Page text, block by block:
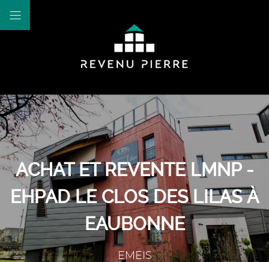
ACHAT ET REVENTE LMNP -
EHPAD LE CLOS DES LILAS À
EAUBONNE
EMEIS